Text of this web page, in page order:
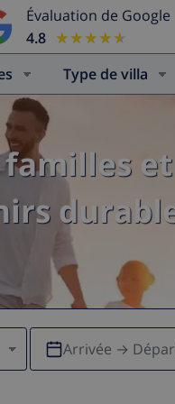
Évaluation de Google
4.8 ★★★★★
★★★★★
Type de villa
Arrivée →